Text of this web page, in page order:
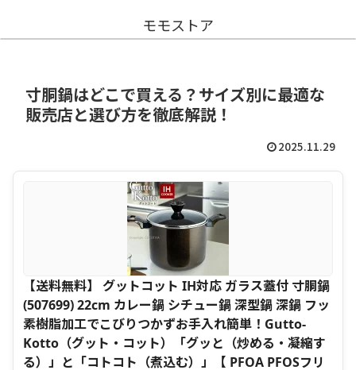
モモストア
寸胴鍋はどこで買える？サイズ別に最適な
販売店と選び方を徹底解説！
2025.11.29
【送料無料】 グットコット IH対応 ガラス蓋付 寸胴鍋
(507699) 22cm カレー鍋 シチュー鍋 深型鍋 深鍋 フッ
素樹脂加工でこびりつかずお手入れ簡単！Gutto-
Kotto（グット・コット）「グッと（炒める・凝縮す
る）」と「コトコト（煮込む）」【 PFOA PFOSフリ